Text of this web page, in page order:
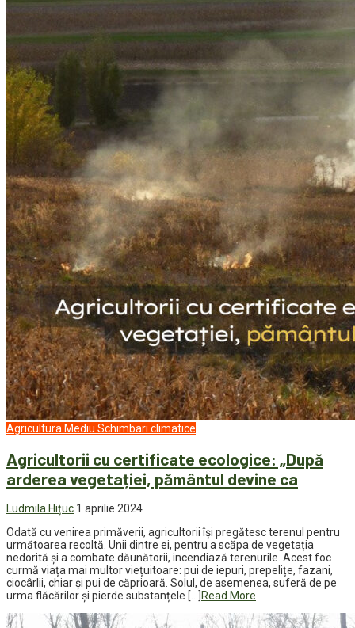
Agricultura Mediu Schimbari climatice
Agricultorii cu certificate ecologice: „După
arderea vegetației, pământul devine ca
Ludmila Hițuc 1 aprilie 2024
Odată cu venirea primăverii, agricultorii își pregătesc terenul pentru
următoarea recoltă. Unii dintre ei, pentru a scăpa de vegetația
nedorită și a combate dăunătorii, incendiază terenurile. Acest foc
curmă viața mai multor viețuitoare: pui de iepuri, prepelițe, fazani,
ciocârlii, chiar și pui de căprioară. Solul, de asemenea, suferă de pe
urma flăcărilor și pierde substanțele […]
Read More